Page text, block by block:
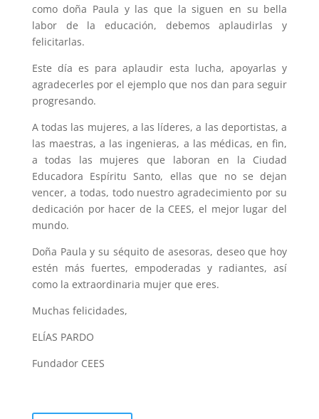
como doña Paula y las que la siguen en su bella
labor de la educación, debemos aplaudirlas y
felicitarlas.
Este día es para aplaudir esta lucha, apoyarlas y
agradecerles por el ejemplo que nos dan para seguir
progresando.
A todas las mujeres, a las líderes, a las deportistas, a
las maestras, a las ingenieras, a las médicas, en fin,
a todas las mujeres que laboran en la Ciudad
Educadora Espíritu Santo, ellas que no se dejan
vencer, a todas, todo nuestro agradecimiento por su
dedicación por hacer de la CEES, el mejor lugar del
mundo.
Doña Paula y su séquito de asesoras, deseo que hoy
estén más fuertes, empoderadas y radiantes, así
como la extraordinaria mujer que eres.
Muchas felicidades,
ELÍAS PARDO
Fundador CEES